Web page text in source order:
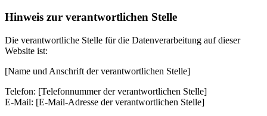
Hinweis zur verantwortlichen Stelle
Die verantwortliche Stelle für die Datenverarbeitung auf dieser
Website ist:
[Name und Anschrift der verantwortlichen Stelle]
Telefon: [Telefonnummer der verantwortlichen Stelle]
E-Mail: [E-Mail-Adresse der verantwortlichen Stelle]